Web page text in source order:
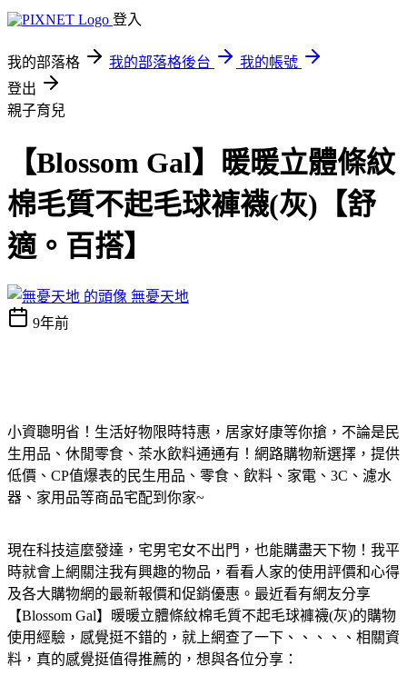
登入
我的部落格 我的部落格後台
我的帳號
登出
親子育兒
【Blossom Gal】暖暖立體條紋
棉毛質不起毛球褲襪(灰)【舒
適。百搭】
無憂天地
9年前
小資聰明省！生活好物限時特惠，居家好康等你搶，不論是民
生用品、休閒零食、茶水飲料通通有！網路購物新選擇，提供
低價、CP值爆表的民生用品、零食、飲料、家電、3C、濾水
器、家用品等商品宅配到你家~
現在科技這麼發達，宅男宅女不出門，也能購盡天下物！我平
時就會上網關注我有興趣的物品，看看人家的使用評價和心得
及各大購物網的最新報價和促銷優惠。最近看有網友分享
【Blossom Gal】暖暖立體條紋棉毛質不起毛球褲襪(灰)的購物
使用經驗，感覺挺不錯的，就上網查了一下、、、、、相關資
料，真的感覺挺值得推薦的，想與各位分享：